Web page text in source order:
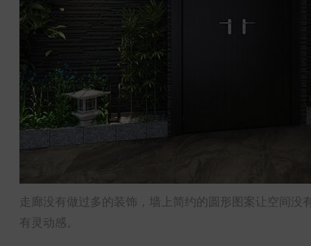
走廊没有做过多的装饰，墙上简约的圆形图案让空间
有灵动感。